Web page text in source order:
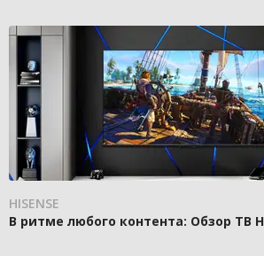
HISENSE
В ритме любого контента: Обзор ТВ